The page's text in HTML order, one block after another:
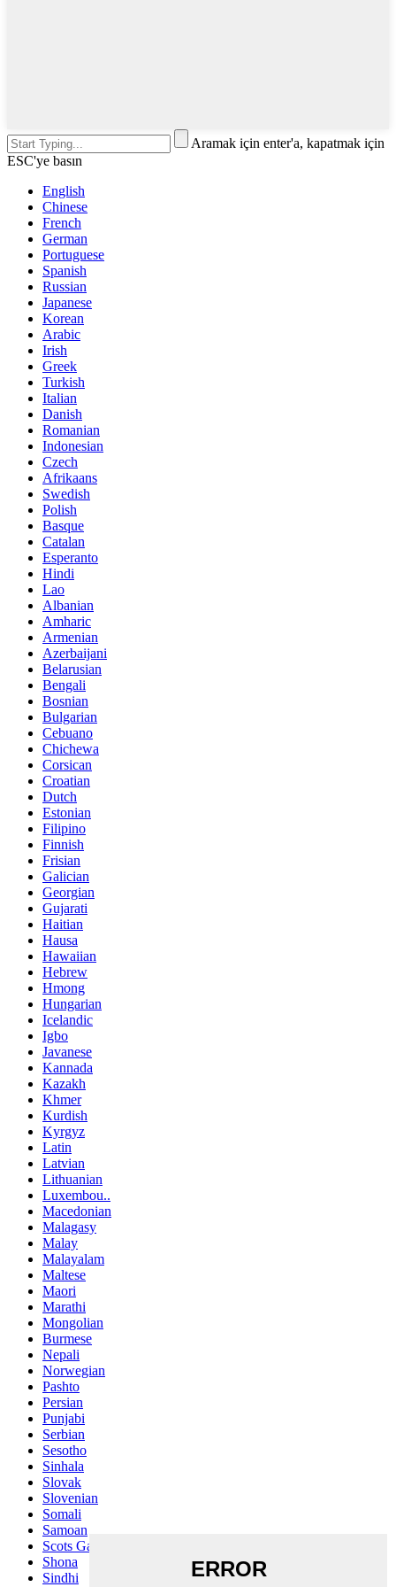
Aramak için enter'a, kapatmak için
ESC'ye basın
English
Chinese
French
German
Portuguese
Spanish
Russian
Japanese
Korean
Arabic
Irish
Greek
Turkish
Italian
Danish
Romanian
Indonesian
Czech
Afrikaans
Swedish
Polish
Basque
Catalan
Esperanto
Hindi
Lao
Albanian
Amharic
Armenian
Azerbaijani
Belarusian
Bengali
Bosnian
Bulgarian
Cebuano
Chichewa
Corsican
Croatian
Dutch
Estonian
Filipino
Finnish
Frisian
Galician
Georgian
Gujarati
Haitian
Hausa
Hawaiian
Hebrew
Hmong
Hungarian
Icelandic
Igbo
Javanese
Kannada
Kazakh
Khmer
Kurdish
Kyrgyz
Latin
Latvian
Lithuanian
Luxembou..
Macedonian
Malagasy
Malay
Malayalam
Maltese
Maori
Marathi
Mongolian
Burmese
Nepali
Norwegian
Pashto
Persian
Punjabi
Serbian
Sesotho
Sinhala
Slovak
Slovenian
Somali
Samoan
Scots Gaelic
Shona
Sindhi